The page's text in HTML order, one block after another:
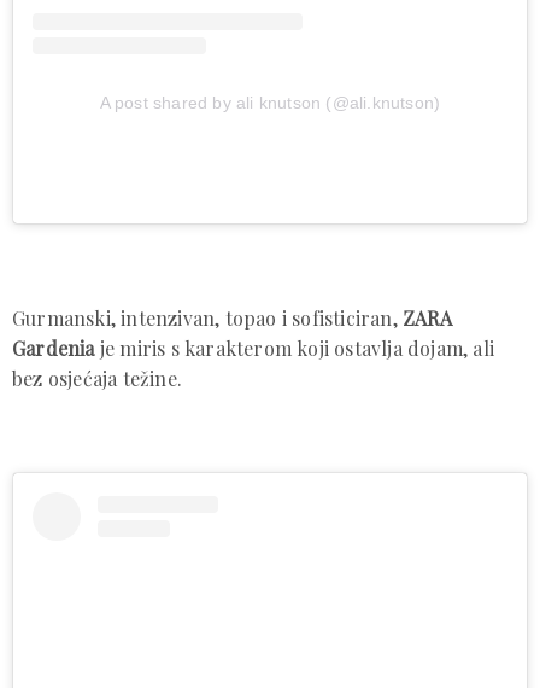
A post shared by ali knutson (@ali.knutson)
Gurmanski, intenzivan, topao i sofisticiran, ZARA
Gardeniaje miris s karakterom koji ostavlja dojam, ali
bez osjećaja težine.